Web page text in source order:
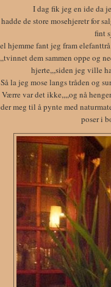
I dag fik jeg en ide da
de store mosehjeretr for
fint
hjemme fant jeg fram
dem sammen oppe og
hjerte,,,siden jeg ville
Så la jeg mose langs tråden og
Værre var det ikke,,,,og nå
meg til å pynte med
poser i